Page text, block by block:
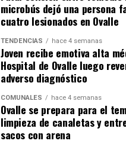
microbús dejó una persona
cuatro lesionados en Ovalle
TENDENCIAS hace 4 semanas
Joven recibe emotiva alta
Hospital de Ovalle luego
adverso diagnóstico
COMUNALES hace 4 semanas
Ovalle se prepara para el
limpieza de canaletas y
sacos con arena